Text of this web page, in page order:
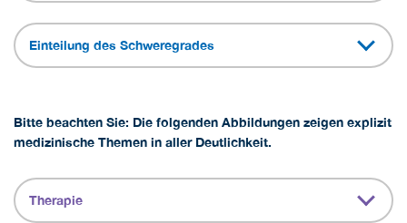
Einteilung des Schweregrades
Bitte beachten Sie: Die folgenden Abbildungen zeigen explizit
medizinische Themen in aller Deutlichkeit.
Therapie